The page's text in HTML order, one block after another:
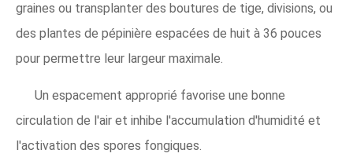
graines ou transplanter des boutures de tige, divisions, ou
des plantes de pépinière espacées de huit à 36 pouces
pour permettre leur largeur maximale.
Un espacement approprié favorise une bonne
circulation de l'air et inhibe l'accumulation d'humidité et
l'activation des spores fongiques.